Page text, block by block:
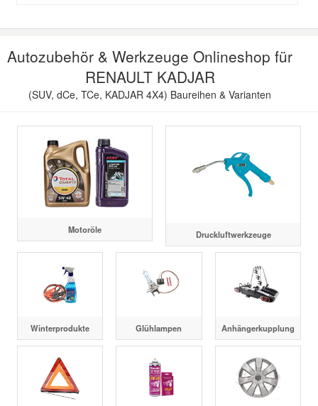
Autozubehör & Werkzeuge Onlineshop für
RENAULT KADJAR
(SUV, dCe, TCe, KADJAR 4X4) Baureihen & Varianten
Motoröle Druckluftwerkzeuge
Winterprodukte Glühlampen Anhängerkupplung